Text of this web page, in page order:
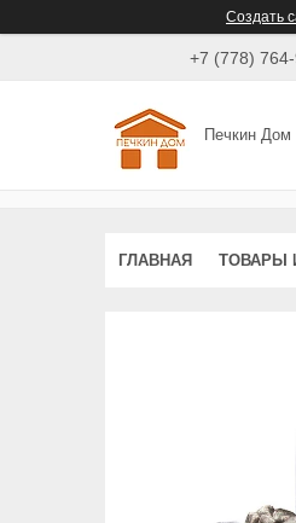
Создать
+7 (778)
Печкин Дом
ГЛАВНАЯ ТОВАРЫ